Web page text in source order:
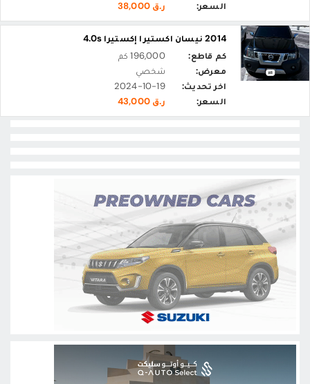
السعر: ر.ق 38,000
2014 نيسان اكستيرا إكستيرا 4.0s
كم قاطع:
196,000 كم
معرض:
شخصي
اخر تحديث:
2024-10-19
السعر:
ر.ق 43,000